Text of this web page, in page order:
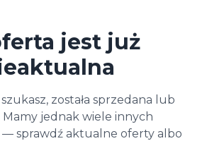
jest już
została sprzedana lub
Mamy jednak wiele innych
sprawdź aktualne oferty albo